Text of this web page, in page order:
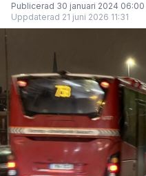
Publicerad 30 januari 2024 06:00
Uppdaterad 21 juni 2026 11:31